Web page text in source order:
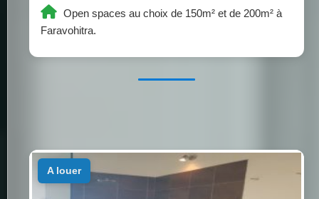
Open spaces au choix de 150m² et de 200m² à
Faravohitra.
a louer